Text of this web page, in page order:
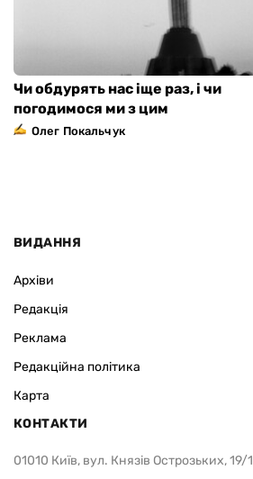
Чи обдурять нас іще раз, і чи
погодимося ми з цим
Олег Покальчук
ВИДАННЯ
Архіви
Редакція
Реклама
Редакційна політика
Карта
КОНТАКТИ
01010 Київ, вул. Князів Острозьких, 19/1